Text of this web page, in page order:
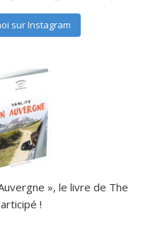
sur Instagram
», le livre de The
!